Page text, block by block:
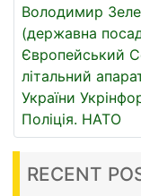
Володимир
(державна
Європейський
літальний
України
Поліція. НАТО
RECENT